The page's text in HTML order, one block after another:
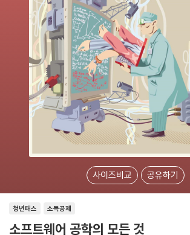
사이즈비교 공유하기
소득공제
청년패스
소프트웨어 공학의 모든 것